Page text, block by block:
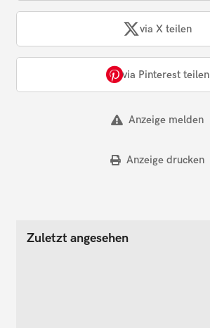
via X teilen
via Pinterest teilen
Anzeige melden
Anzeige drucken
Zuletzt angesehen